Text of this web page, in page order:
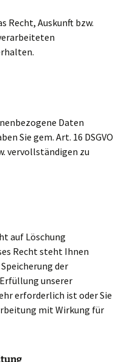
Recht, Auskunft bzw.
Daten
Sie gem. Art. 16 DSGVO
vervollständigen zu
auf Löschung
Recht steht Ihnen
der
unserer
erforderlich ist oder Sie
mit Wirkung für